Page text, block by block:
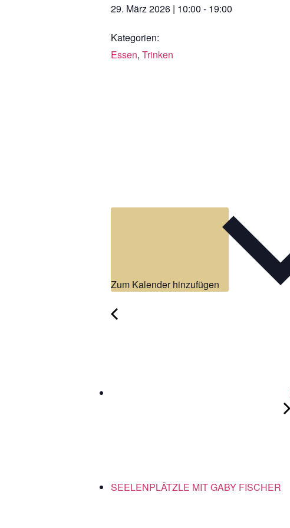
29. März 2026 | 10:00 - 19:00
Kategorien:
Essen, Trinken
Zum Kalender hinzufügen
SEELENPLÄTZLE MIT GABY FISCHER